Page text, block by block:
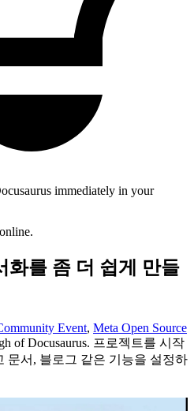
immediately in your
online.
화를 좀 더 쉽게 만들
Event, Meta Open Source
of Docusaurus. 프로젝트를 시작
문서, 블로그 같은 기능을 설정하